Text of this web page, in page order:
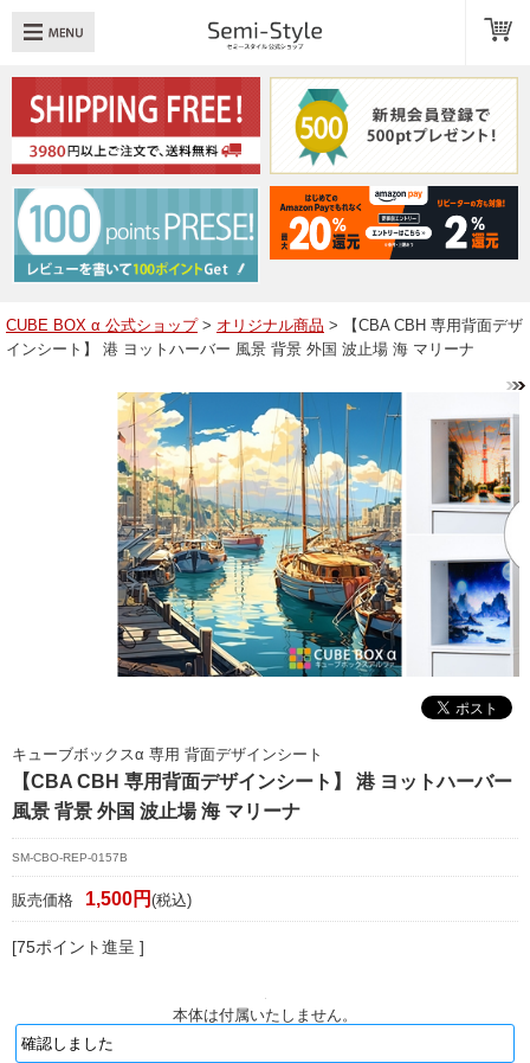
：透明扉 引き出し LED
へ戻る
品一覧
ューブボックスαレイアウト例
料・お支払いについて
イページ/会員登録
定商取引法に基づく表記
CUBE BOX α 公式ショップ> オリジナル商品 > 【CBA CBH 専用背面デザ
インシート】 港 ヨットハーバー 風景 背景 外国 波止場 海 マリーナ
キューブボックスα 専用 背面デザインシート
【CBA CBH 専用背面デザインシート】 港 ヨットハーバー
風景 背景 外国 波止場 海 マリーナ
SM-CBO-REP-0157B
販売価格 1,500円 (税込)
[75ポイント進呈 ]
本体は付属いたしません。